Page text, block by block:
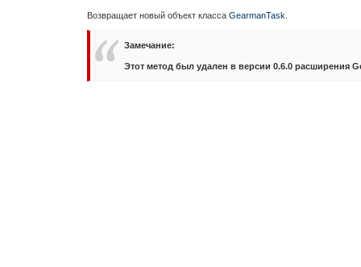
Возвращает новый объект класса GearmanTask
Замечание:
Этот метод был удален в версии 0.6.0 расширения